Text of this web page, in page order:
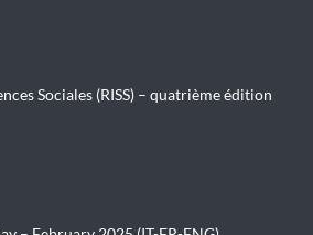
Sociales (RISS) – quatrième édition